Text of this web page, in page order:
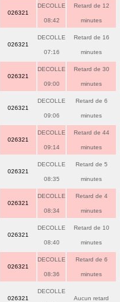
026321
DECOLLE
08:42
Retard de 12
minutes
026321
DECOLLE
07:16
Retard de 16
minutes
026321
DECOLLE
09:00
Retard de 30
minutes
026321
DECOLLE
09:06
Retard de 6
minutes
026321
DECOLLE
09:14
Retard de 44
minutes
026321
DECOLLE
08:35
Retard de 5
minutes
026321
DECOLLE
08:34
Retard de 4
minutes
026321
DECOLLE
08:40
Retard de 10
minutes
026321
DECOLLE
08:36
Retard de 6
minutes
026321
DECOLLE
Aucun retard